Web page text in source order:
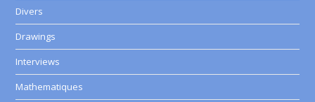
Divers
Drawings
Interviews
Mathematiques